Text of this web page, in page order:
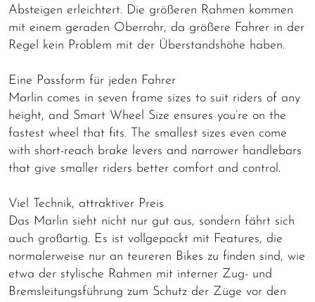
Absteigen erleichtert. Die größeren Rahmen kommen
mit einem geraden Oberrohr, da größere Fahrer in der
Regel kein Problem mit der Überstandshöhe haben.
Eine Passform für jeden Fahrer
Marlin comes in seven frame sizes to suit riders of any
height, and Smart Wheel Size ensures you’re on the
fastest wheel that fits. The smallest sizes even come
with short-reach brake levers and narrower handlebars
that give smaller riders better comfort and control.
Viel Technik, attraktiver Preis
Das Marlin sieht nicht nur gut aus, sondern fährt sich
auch großartig. Es ist vollgepackt mit Features, die
normalerweise nur an teureren Bikes zu finden sind, wie
etwa der stylische Rahmen mit interner Zug- und
Bremsleitungsführung zum Schutz der Züge vor den